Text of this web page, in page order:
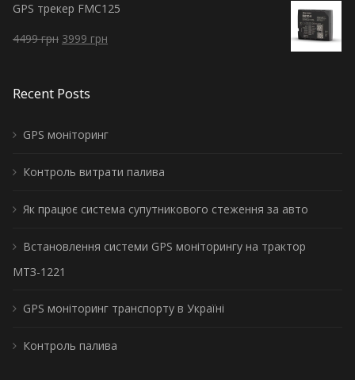
GPS трекер FMC125
4499грн 3999 грн
Recent Posts
GPS моніторинг
Контроль витрати палива
Як працює система супутникового стеження за авто
Встановлення системи GPS моніторингу на трактор
МТЗ-1221
GPS моніторинг транспорту в Україні
Контроль палива